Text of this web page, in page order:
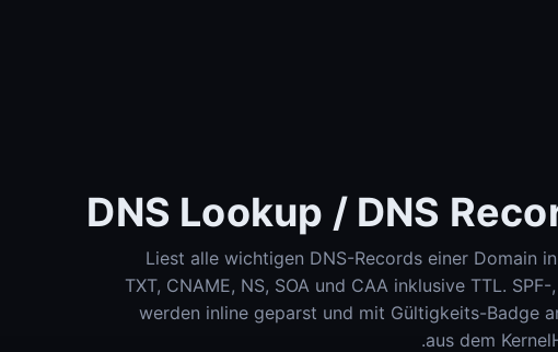
Check-Host (Ping وHTTP وPort وDNS ومعلومات IP)
Check-Host
DNS Lookup / DNS
Liest alle wichtigen DNS-Records einer Domain
TXT, CNAME, NS, SOA und CAA inklusive TTL.
werden inline geparst und mit Gültigkeits-Badge
aus dem